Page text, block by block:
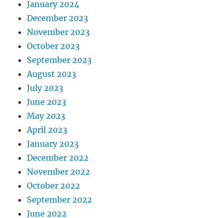
January 2024
December 2023
November 2023
October 2023
September 2023
August 2023
July 2023
June 2023
May 2023
April 2023
January 2023
December 2022
November 2022
October 2022
September 2022
June 2022